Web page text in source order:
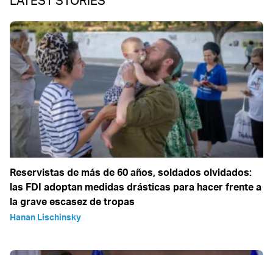
Reservistas de más de 60 años, soldados olvidados:
las FDI adoptan medidas drásticas para hacer frente a
la grave escasez de tropas
Hanan Lischinsky